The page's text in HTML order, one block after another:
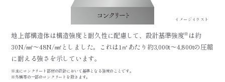
イメージイラスト
地上部構造体は構造強度と耐久性に配慮して、設計基準強度※ は約
30N/㎟～48N/㎟としました。これは1㎡あたり約3,000t～4,800tの圧縮
に耐える強さを示しています。
※主にコンクリート部材の設計において基準となる強度のことです。
※外構等の一部のコンクリートを除きます。